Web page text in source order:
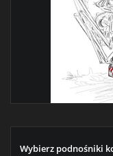
Wybierz podnośniki